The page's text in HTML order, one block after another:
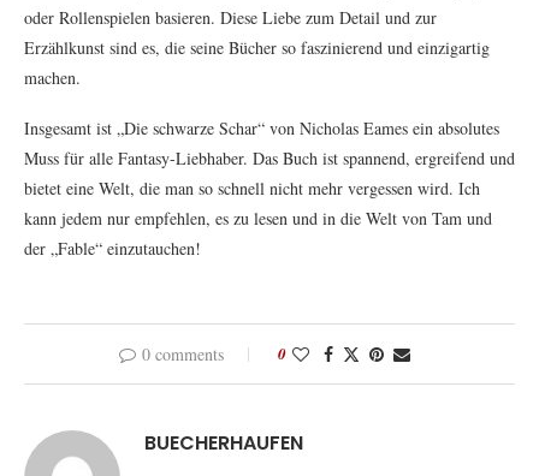
oder Rollenspielen basieren. Diese Liebe zum Detail und zur
Erzählkunst sind es, die seine Bücher so faszinierend und einzigartig
machen.
Insgesamt ist „Die schwarze Schar“ von Nicholas Eames ein absolutes
Muss für alle Fantasy-Liebhaber. Das Buch ist spannend, ergreifend und
bietet eine Welt, die man so schnell nicht mehr vergessen wird. Ich
kann jedem nur empfehlen, es zu lesen und in die Welt von Tam und
der „Fable“ einzutauchen!
0 comments 0
BUECHERHAUFEN